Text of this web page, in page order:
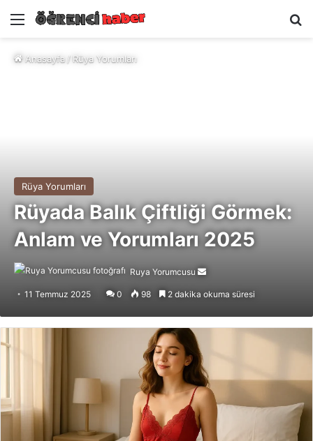
Menü
Anasayfa/Rüya Yorumları
Rüya Yorumları
Rüyada Balık Çiftliği Görmek:
Anlam ve Yorumları 2025
Ruya Yorumcusu
e-
11 Temmuz 2025 0 98 2 dakika okuma süresi